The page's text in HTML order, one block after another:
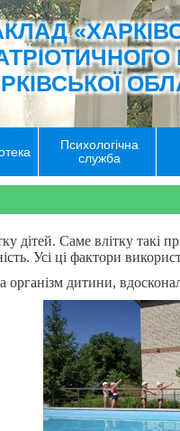
Психологічна
служба
дітей. Саме влітку
Усі ці фактори
дитини,